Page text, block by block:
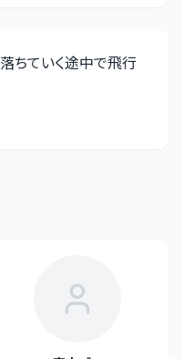
ちていく途中で飛行